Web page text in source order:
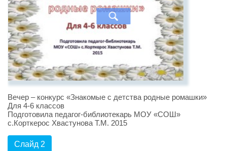
Вечер – конкурс «Знакомые с детства родные ромашки»
Для 4-6 классов
Подготовила педагог-библиотекарь МОУ «СОШ»
с.Корткерос Хвастунова Т.М. 2015
Слайд 2